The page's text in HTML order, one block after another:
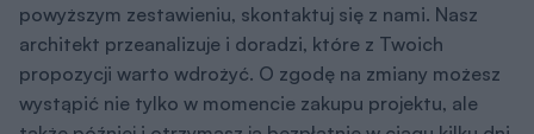
powyższym zestawieniu, skontaktuj się z nami. Nasz
architekt przeanalizuje i doradzi, które z Twoich
propozycji warto wdrożyć. O zgodę na zmiany możesz
wystąpić nie tylko w momencie zakupu projektu, ale